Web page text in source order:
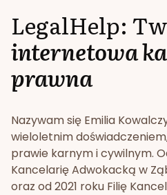
LegalHelp:
internetowa
prawna
Nazywam się Emilia
wieloletnim
prawie karnym i cywilnym.
Kancelarię Adwokacką w
oraz od 2021 roku Filię